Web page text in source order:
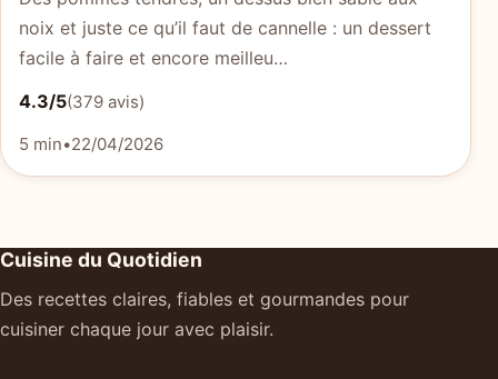
noix et juste ce qu’il faut de cannelle : un dessert
facile à faire et encore meilleu…
4.3/5(379 avis)
5 min•22/04/2026
Cuisine du Quotidien
Des recettes claires, fiables et gourmandes pour
cuisiner chaque jour avec plaisir.